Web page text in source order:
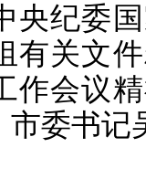
央纪委
有关文
作会议
委书记